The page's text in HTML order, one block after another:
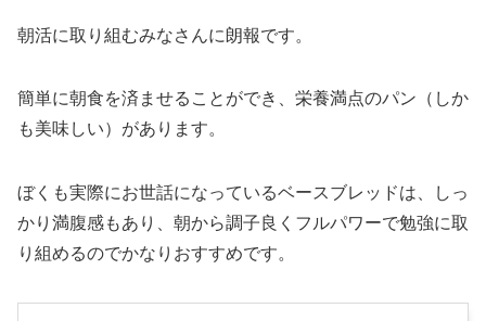
朝活に取り組むみなさんに朗報です。
簡単に朝食を済ませることができ、栄養満点のパン（しか
も美味しい）があります。
ぼくも実際にお世話になっているベースブレッドは、しっ
かり満腹感もあり、朝から調子良くフルパワーで勉強に取
り組めるのでかなりおすすめです。